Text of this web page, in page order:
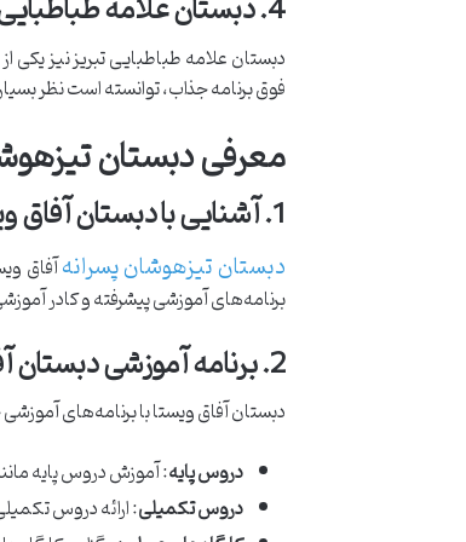
دبستان علامه طباطبایی تبریز نیز
فوق برنامه جذاب، توانسته است نظر
معرفی دبستان
1. آشنایی با دبستان آفاق ویستا
دبستان تیزهوشان پسرانهآفاق
برنامه‌های آموزشی پیشرفته و کادر
2. برنامه آموزشی دبستان آفاق ویستا
دبستان آفاق ویستا با برنامه‌های
دروس پایه: آموزش دروس پایه
دروس تکمیلی: ارائه دروس